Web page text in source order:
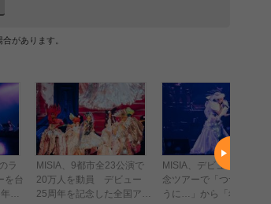
があります。
ラ
を台
ぶ
MISIA、9都市全23公演で
20万人を動員 デビュー
25周年を記念した全国アリ
MISIA、デビュー25周年記
念ツアーで「つつみ込むよ
うに…」から「希望のう